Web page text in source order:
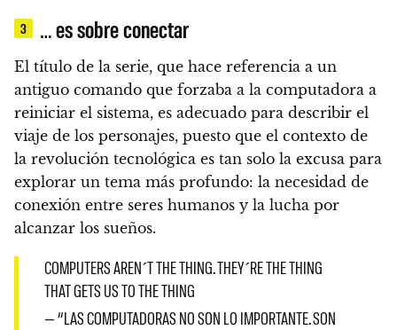
3 … es sobre conectar
El título de la serie, que hace referencia a un
antiguo comando que forzaba a la computadora a
reiniciar el sistema, es adecuado para describir el
viaje de los personajes, puesto que el contexto de
la revolución tecnológica es tan solo la excusa para
explorar un tema más profundo: la necesidad de
conexión entre seres humanos y la lucha por
alcanzar los sueños.
COMPUTERS AREN´T THE THING. THEY´RE THE THING
THAT GETS US TO THE THING
— “LAS COMPUTADORAS NO SON LO IMPORTANTE. SON